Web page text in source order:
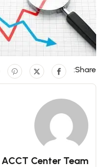
Share:
ACCT Center Team